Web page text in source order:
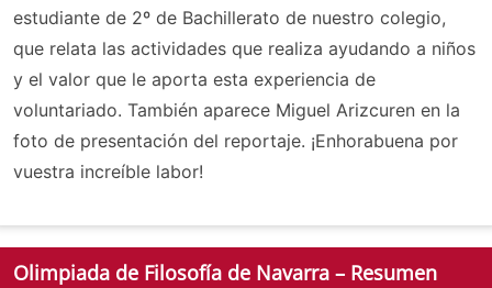
estudiante de 2º de Bachillerato de nuestro colegio,
que relata las actividades que realiza ayudando a niños
y el valor que le aporta esta experiencia de
voluntariado. También aparece Miguel Arizcuren en la
foto de presentación del reportaje. ¡Enhorabuena por
vuestra increíble labor!
Olimpiada de Filosofía de Navarra – Resumen